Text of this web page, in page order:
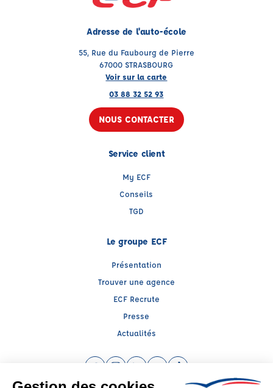
Adresse de l'auto-école
55, Rue du Faubourg de Pierre
67000 STRASBOURG
Voir sur la carte
03 88 32 52 93
NOUS CONTACTER
Service client
My ECF
Conseils
TGD
Le groupe ECF
Présentation
Trouver une agence
ECF Recrute
Presse
Actualités
Instagram (nouvelle fenêtre)
LinkedIn (nouvelle fenêtre)
YouTube (nouvelle fenêtre)
TikTok (nouvelle